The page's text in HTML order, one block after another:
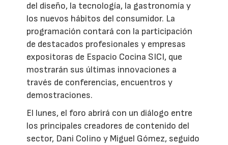
del diseño, la tecnología, la gastronomía y
los nuevos hábitos del consumidor. La
programación contará con la participación
de destacados profesionales y empresas
expositoras de Espacio Cocina SICI, que
mostrarán sus últimas innovaciones a
través de conferencias, encuentros y
demostraciones.
El lunes, el foro abrirá con un diálogo entre
los principales creadores de contenido del
sector, Dani Colino y Miguel Gómez, seguido